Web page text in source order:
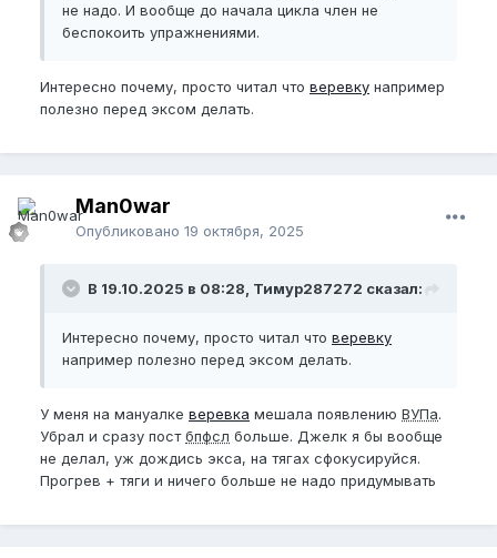
не надо. И вообще до начала цикла член не
беспокоить упражнениями.
Интересно почему, просто читал что веревку например
полезно перед эксом делать.
Man0war
Опубликовано 19 октября, 2025
В 19.10.2025 в 08:28, Тимур287272 сказал:
Интересно почему, просто читал что веревку
например полезно перед эксом делать.
У меня на мануалке веревка мешала появлению ВУПа.
Убрал и сразу постбпфсл больше. Джелк я бы вообще
не делал, уж дождись экса, на тягах сфокусируйся.
Прогрев + тяги и ничего больше не надо придумывать